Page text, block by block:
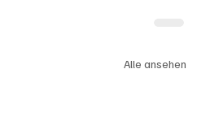
Alle ansehen